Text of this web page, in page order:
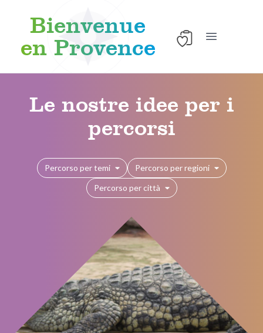
Bienvenue
en Provence
Apri il menu
Le nostre idee per i
percorsi
Percorso per temi
Percorso per regioni
Percorso per città